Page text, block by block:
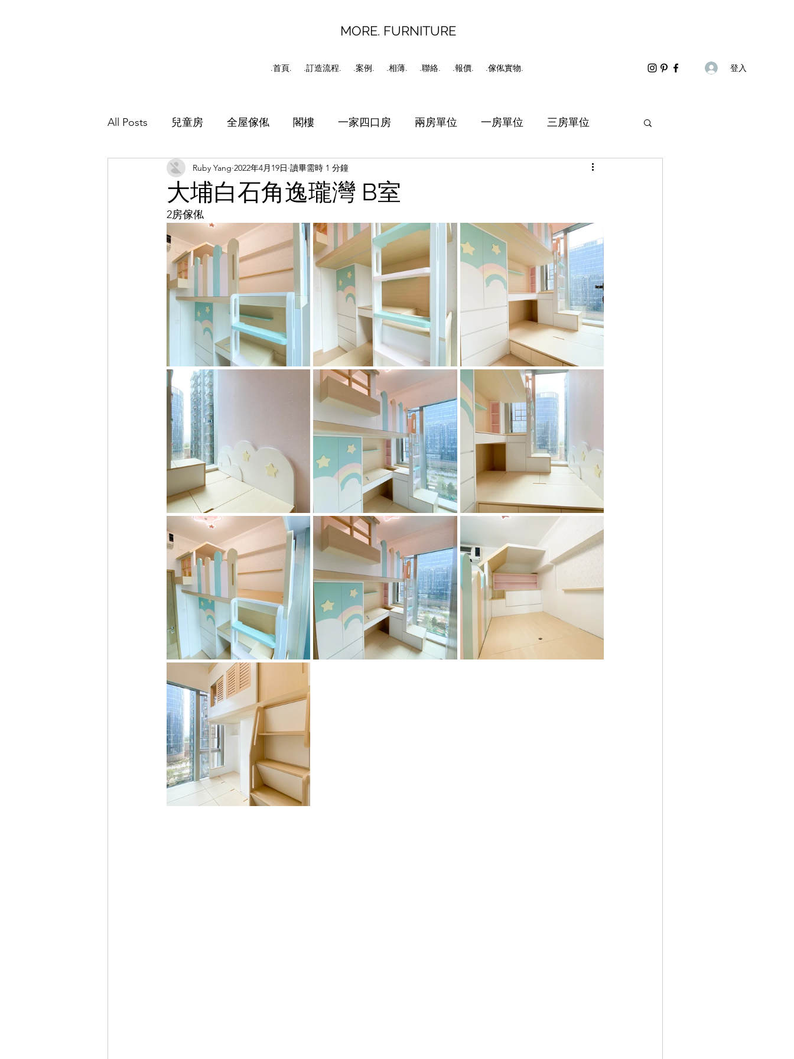
MORE. FURNITURE
.首頁. .訂造流程. .案例. .相薄. .聯絡. .報價. .傢俬實物. 登入
All Posts 兒童房 全屋傢俬 閣樓 一家四口房 兩房單位 一房單位 三房單位
地台床 客廳 書房 工人房
大埔白石角逸瓏灣 B室
Ruby Yang 2022年4月19日 讀畢需時 1 分鐘
2房傢俬